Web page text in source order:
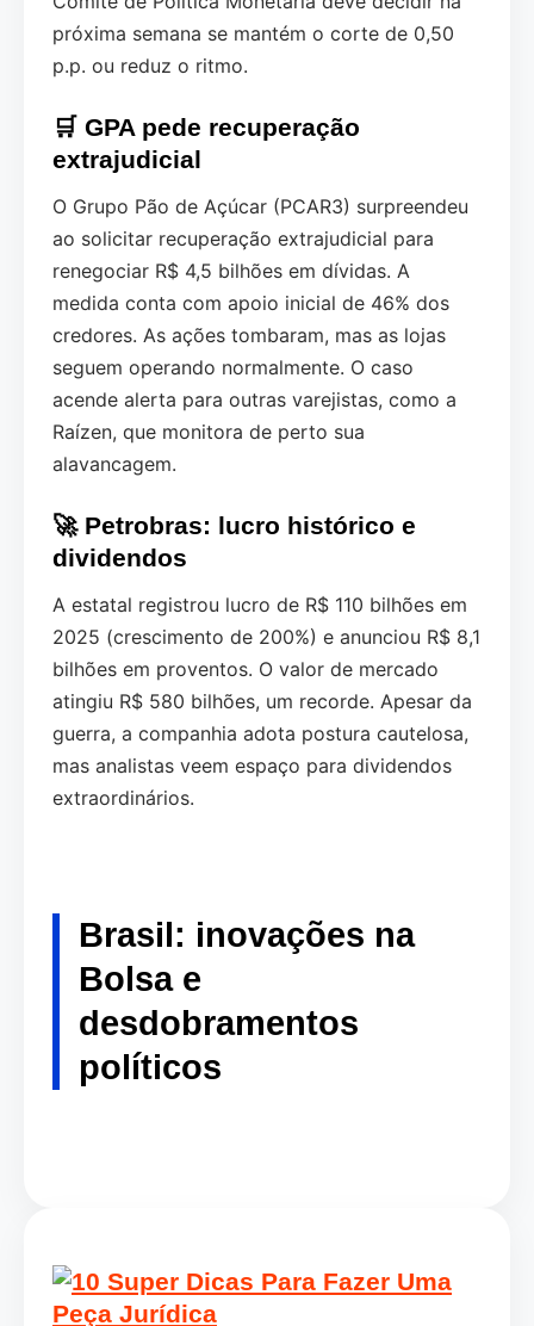
próxima semana se mantém o corte de 0,50
p.p. ou reduz o ritmo.
🛒 GPA pede recuperação
extrajudicial
O Grupo Pão de Açúcar (PCAR3) surpreendeu
ao solicitar recuperação extrajudicial para
renegociar R$ 4,5 bilhões em dívidas. A
medida conta com apoio inicial de 46% dos
credores. As ações tombaram, mas as lojas
seguem operando normalmente. O caso
acende alerta para outras varejistas, como a
Raízen, que monitora de perto sua
alavancagem.
🚀 Petrobras: lucro histórico e
dividendos
A estatal registrou lucro de R$ 110 bilhões em
2025 (crescimento de 200%) e anunciou R$ 8,1
bilhões em proventos. O valor de mercado
atingiu R$ 580 bilhões, um recorde. Apesar da
guerra, a companhia adota postura cautelosa,
mas analistas veem espaço para dividendos
extraordinários.
Brasil: inovações na
Bolsa e
desdobramentos
políticos